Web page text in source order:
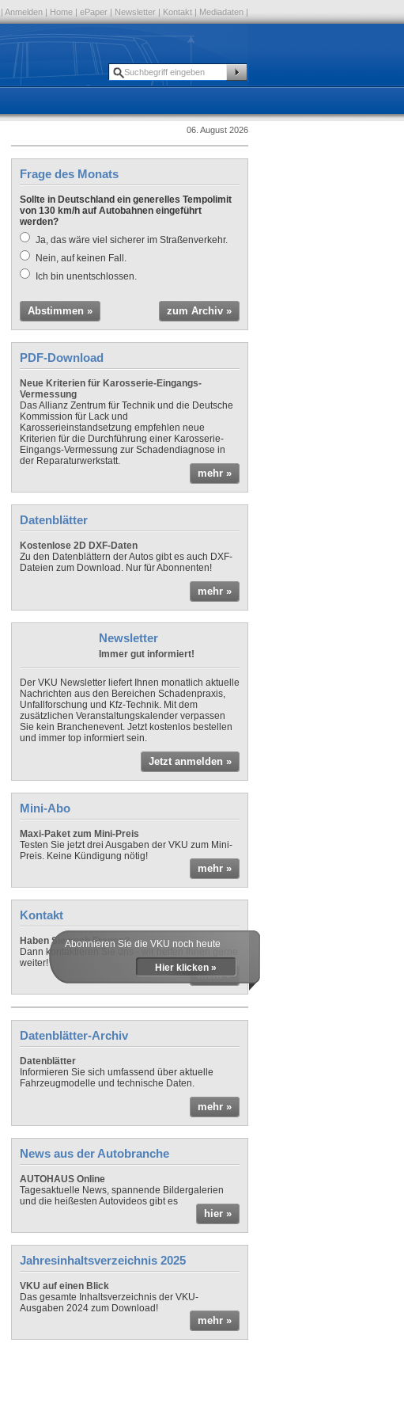
| Anmelden | Home | ePaper | Newsletter | Kontakt | Mediadaten |
06. August 2026
Frage des Monats
Sollte in Deutschland ein generelles Tempolimit
von 130 km/h auf Autobahnen eingeführt
werden?
Ja, das wäre viel sicherer im Straßenverkehr.
Nein, auf keinen Fall.
Ich bin unentschlossen.
Abstimmen » zum Archiv »
PDF-Download
Neue Kriterien für Karosserie-Eingangs-
Vermessung
Das Allianz Zentrum für Technik und die Deutsche
Kommission für Lack und
Karosserieinstandsetzung empfehlen neue
Kriterien für die Durchführung einer Karosserie-
Eingangs-Vermessung zur Schadendiagnose in
der Reparaturwerkstatt.
mehr »
Datenblätter
Kostenlose 2D DXF-Daten
Zu den Datenblättern der Autos gibt es auch DXF-
Dateien zum Download. Nur für Abonnenten!
mehr »
Newsletter
Immer gut informiert!
Der VKU Newsletter liefert Ihnen monatlich aktuelle
Nachrichten aus den Bereichen Schadenpraxis,
Unfallforschung und Kfz-Technik. Mit dem
zusätzlichen Veranstaltungskalender verpassen
Sie kein Branchenevent. Jetzt kostenlos bestellen
und immer top informiert sein.
Jetzt anmelden »
Mini-Abo
Maxi-Paket zum Mini-Preis
Testen Sie jetzt drei Ausgaben der VKU zum Mini-
Preis. Keine Kündigung nötig!
mehr »
Kontakt
Haben Sie noch Fragen?
Dann kontaktieren Sie uns - wir helfen Ihnen gerne
weiter!
mehr »
Abonnieren Sie die VKU noch heute
Hier klicken »
Datenblätter-Archiv
Datenblätter
Informieren Sie sich umfassend über aktuelle
Fahrzeugmodelle und technische Daten.
mehr »
News aus der Autobranche
AUTOHAUS Online
Tagesaktuelle News, spannende Bildergalerien
und die heißesten Autovideos gibt es
hier »
Jahresinhaltsverzeichnis 2025
VKU auf einen Blick
Das gesamte Inhaltsverzeichnis der VKU-
Ausgaben 2024 zum Download!
mehr »